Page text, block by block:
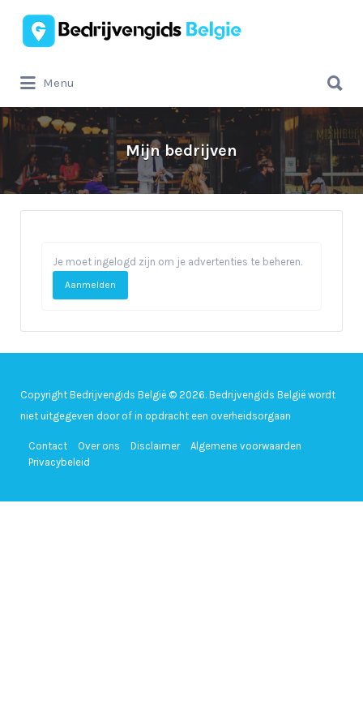
Zoek
naar:
Menu
naar:
Mijn bedrijven
Je moet ingelogd zijn om je advertenties te beheren.
Aanmelden
Copyright Bedrijvengids België © 2026. Bedrijvengids België wordt
niet uitgegeven door of in opdracht een overheidsorgaan
Contact Over ons Disclaimer
Algemene voorwaarden
Privacybeleid